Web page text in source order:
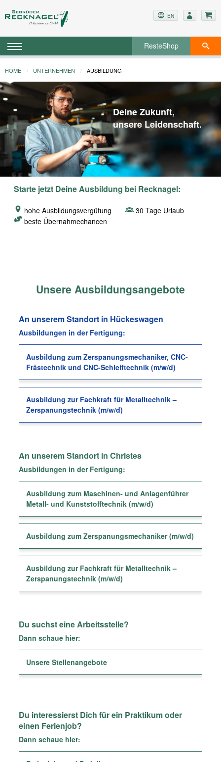
EN
ResteShop
HOME UNTERNEHMEN AUSBILDUNG
Deine Zukunft,
unsere Leidenschaft.
Starte jetzt Deine Ausbildung bei Recknagel:
hohe Ausbildungsvergütung
30 Tage Urlaub
beste Übernahmechancen
Unsere Ausbildungsangebote
An unserem Standort in Hückeswagen
Ausbildungen in der Fertigung:
Ausbildung zum Zerspanungsmechaniker, CNC-
Frästechnik und CNC-Schleiftechnik (m/w/d)
Ausbildung zur Fachkraft für Metalltechnik –
Zerspanungstechnik (m/w/d)
An unserem Standort in Christes
Ausbildungen in der Fertigung:
Ausbildung zum Maschinen- und Anlagenführer
Metall- und Kunststofftechnik (m/w/d)
Ausbildung zum Zerspanungsmechaniker (m/w/d)
Ausbildung zur Fachkraft für Metalltechnik –
Zerspanungstechnik (m/w/d)
Du suchst eine Arbeitsstelle?
Dann schaue hier:
Unsere Stellenangebote
Du interessierst Dich für ein Praktikum oder
einen Ferienjob?
Dann schaue hier: